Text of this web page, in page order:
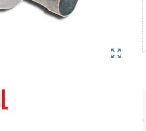
zoom_out_map